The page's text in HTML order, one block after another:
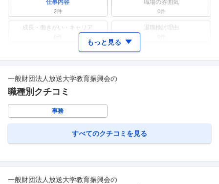
仕事内容
2件
職場の雰囲気
0件
成長・働きがい・キャリア 退職検討理由
ワークライフバランス 女性の活躍・働きやすさ
副業
0件
人事・評価制度
0件
企業の選考に関するクチコミ
もっと見る
一般財団法人放送大学教育振興会の
職種別クチコミ
事務
すべてのクチコミを見る
一般財団法人放送大学教育振興会の